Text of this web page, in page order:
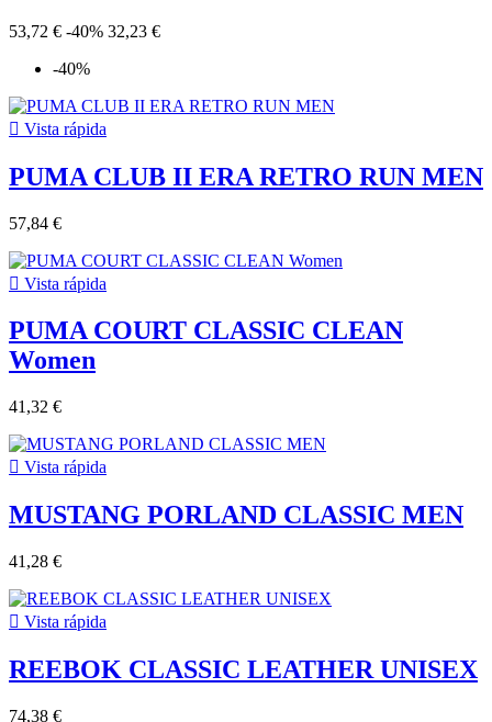
53,72 € -40% 32,23 €
-40%
 Vista rápida
PUMA CLUB II ERA RETRO RUN MEN
57,84 €
 Vista rápida
PUMA COURT CLASSIC CLEAN
Women
41,32 €
 Vista rápida
MUSTANG PORLAND CLASSIC MEN
41,28 €
 Vista rápida
REEBOK CLASSIC LEATHER UNISEX
74,38 €